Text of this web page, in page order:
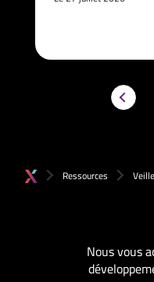
Ressources
Nous vous